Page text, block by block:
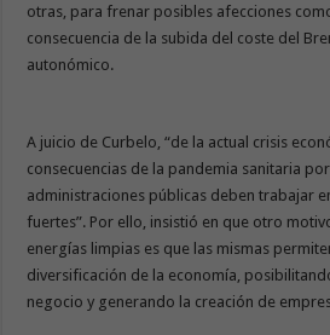
otras, para frenar posibles afecciones
consecuencia de la subida del coste del
autonómico.
A juicio de Curbelo, “de la actual crisis
consecuencias de la pandemia sanitaria
administraciones públicas deben trabajar
fuertes”. Por ello, insistió en que otro
energías limpias es que las mismas
diversificación de la economía,
negocio y generando la creación de